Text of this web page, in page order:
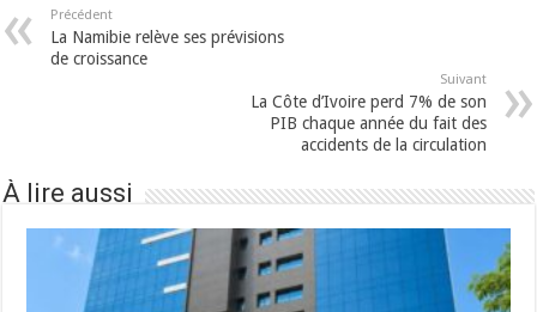
Précédent
La Namibie relève ses prévisions
de croissance
Suivant
La Côte d’Ivoire perd 7% de son
PIB chaque année du fait des
accidents de la circulation
À lire aussi